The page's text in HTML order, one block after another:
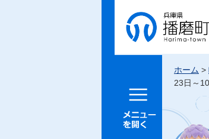
兵庫県 播
磨町
メニュー
ホーム >
23日～